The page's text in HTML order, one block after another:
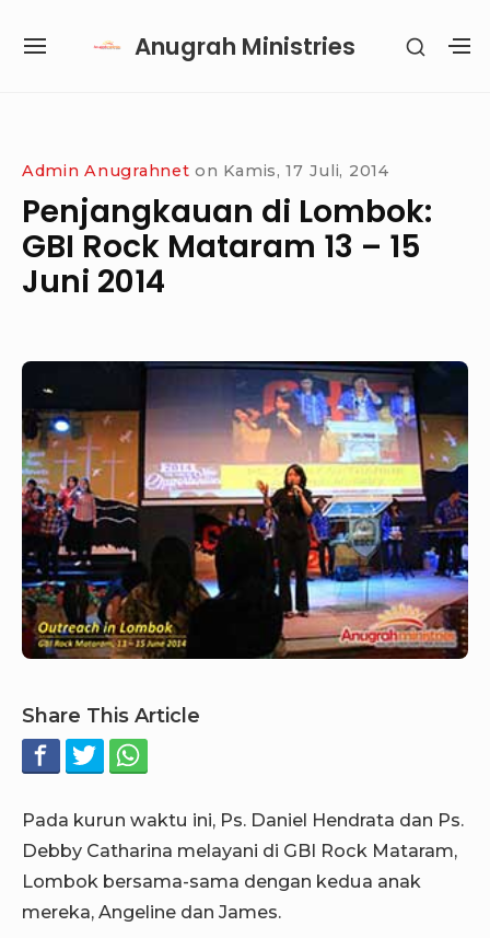
Anugrah Ministries
SITE
SHOW
Admin Anugrahnet on Kamis, 17 Juli, 2014
Penjangkauan di Lombok:
GBI Rock Mataram 13 – 15
Juni 2014
Share This Article
Pada kurun waktu ini, Ps. Daniel Hendrata dan Ps.
Debby Catharina melayani di GBI Rock Mataram,
Lombok bersama-sama dengan kedua anak
mereka, Angeline dan James.